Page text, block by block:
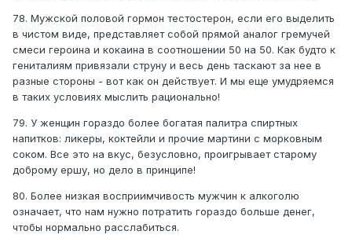
78. Мужской половой гормон тестостерон, если его выделить
в чистом виде, представляет собой прямой аналог гремучей
смеси героина и кокаина в соотношении 50 на 50. Как будто к
гениталиям привязали струну и весь день таскают за нее в
разные стороны - вот как он действует. И мы еще умудряемся
в таких условиях мыслить рационально!
79. У женщин гораздо более богатая палитра спиртных
напитков: ликеры, коктейли и прочие мартини с морковным
соком. Все это на вкус, безусловно, проигрывает старому
доброму ершу, но дело в принципе!
80. Более низкая восприимчивость мужчин к алкоголю
означает, что нам нужно потратить гораздо больше денег,
чтобы нормально расслабиться.